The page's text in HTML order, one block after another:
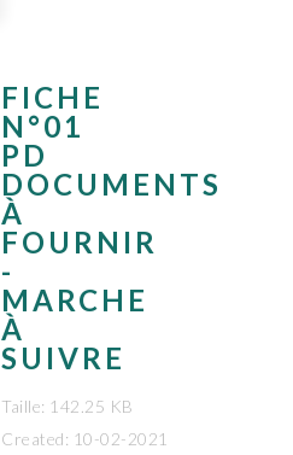
FICHE
N°01
PD
DOCUMENTS
À
FOURNIR
-
MARCHE
À
SUIVRE
Taille: 142.25 KB
Created: 10-02-2021